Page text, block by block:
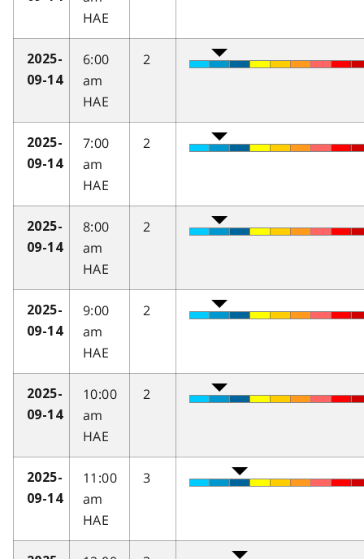
HAE
2025-
09-14
6:00
am
HAE
2
2025-
09-14
7:00
am
HAE
2
2025-
09-14
8:00
am
HAE
2
2025-
09-14
9:00
am
HAE
2
2025-
09-14
10:00
am
HAE
2
2025-
09-14
11:00
am
HAE
3